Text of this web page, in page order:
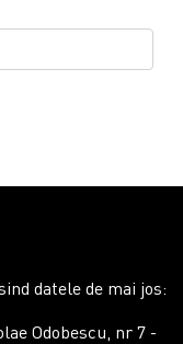
datele de mai jos:
Odobescu, nr 7 -